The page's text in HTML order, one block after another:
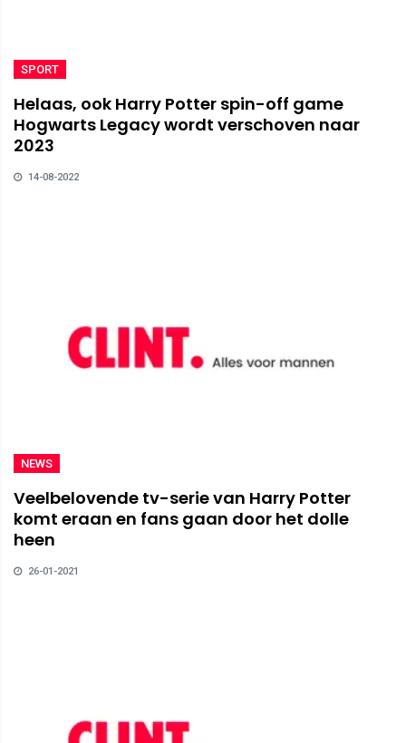
SPORT
Helaas, ook Harry Potter spin-off game
Hogwarts Legacy wordt verschoven naar
2023
14-08-2022
NEWS
Veelbelovende tv-serie van Harry Potter
komt eraan en fans gaan door het dolle
heen
26-01-2021